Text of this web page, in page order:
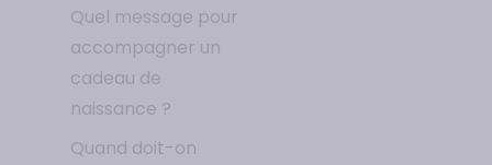
Quel message pour
accompagner un
cadeau de
naissance ?
Quand doit-on